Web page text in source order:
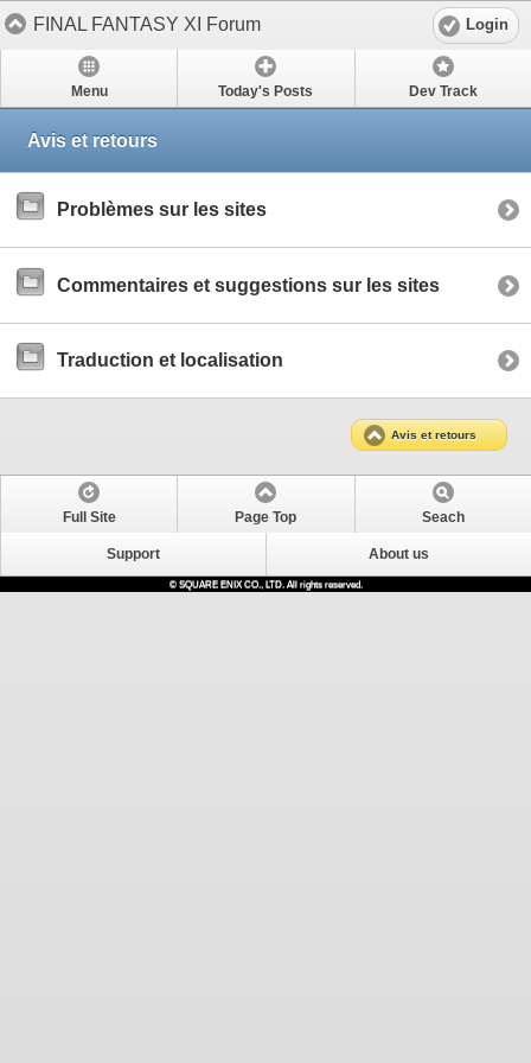
FINAL FANTASY XI Forum Login
Menu Today's Posts Dev Track
Avis et retours
Problèmes sur les sites
Commentaires et suggestions sur les sites
Traduction et localisation
Avis et retours
Full Site Page Top Seach
Support About us
© SQUARE ENIX CO., LTD. All rights reserved.